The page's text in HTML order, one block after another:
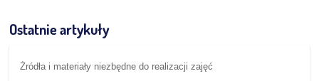
Ostatnie artykuły
Źródła i materiały niezbędne do realizacji zajęć